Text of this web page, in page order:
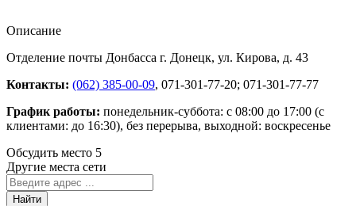
Описание
Отделение почты Донбасса г. Донецк, ул. Кирова, д. 43
Контакты: (062) 385-00-09, 071-301-77-20; 071-301-77-77
График работы: понедельник-суббота: с 08:00 до 17:00 (с
клиентами: до 16:30), без перерыва, выходной: воскресенье
Обсудить место 5
Другие места сети
Найти